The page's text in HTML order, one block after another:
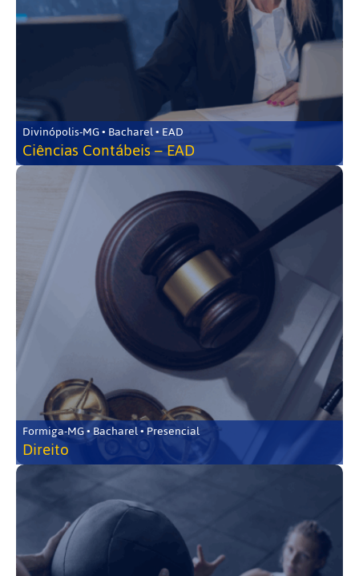
Divinópolis-MG • Bacharel • EAD
Ciências Contábeis – EAD
Formiga-MG • Bacharel • Presencial
Direito